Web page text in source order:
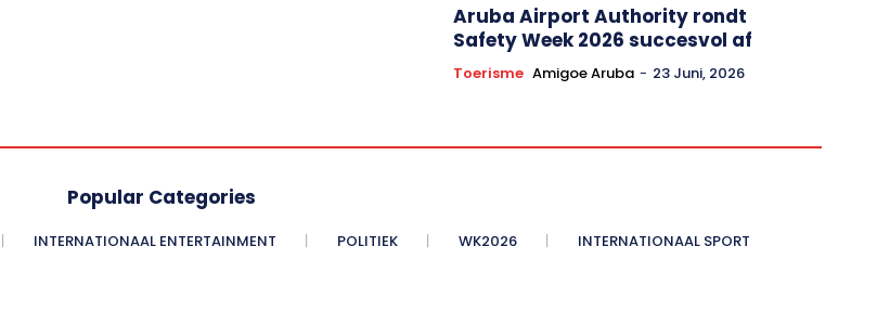
Aruba Airport Authority rondt
Safety Week 2026 succesvol af
Toerisme Amigoe Aruba - 23 Juni, 2026
Popular Categories
INTERNATIONAAL ENTERTAINMENT POLITIEK WK2026 INTERNATIONAAL SPORT